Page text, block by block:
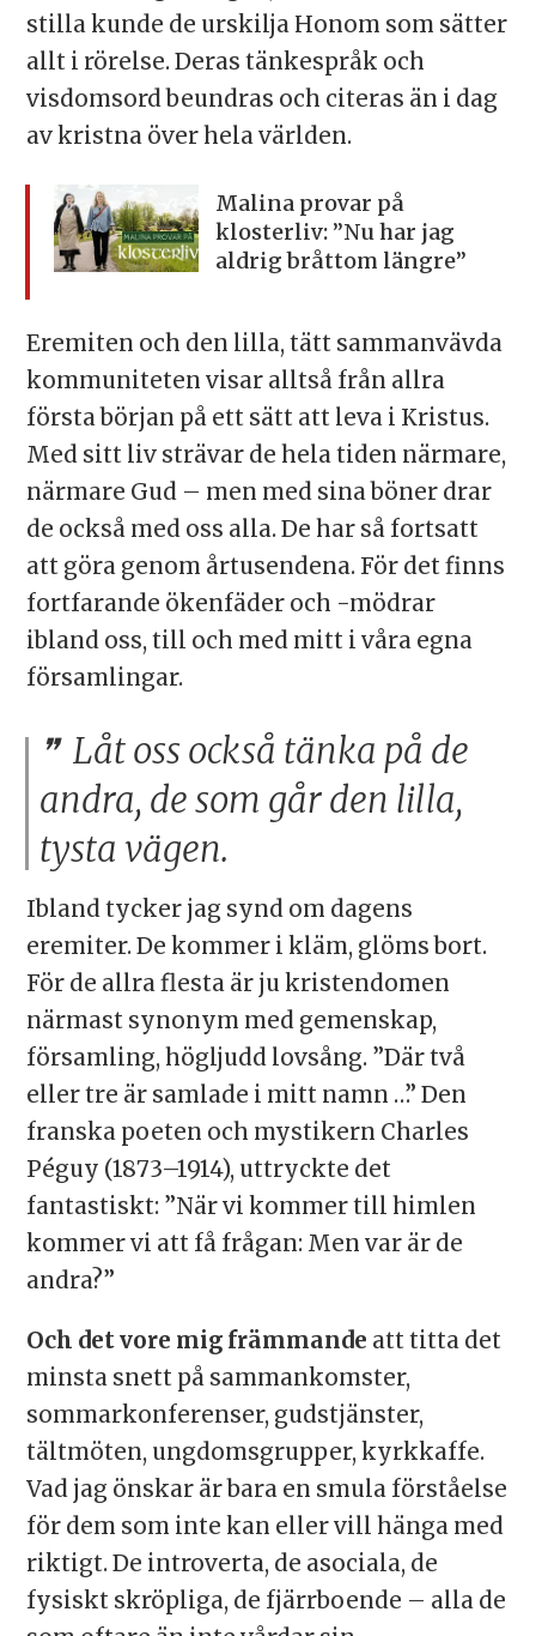
stilla kunde de urskilja Honom som sätter
allt i rörelse. Deras tänkespråk och
visdomsord beundras och citeras än i dag
av kristna över hela världen.
Malina provar på
klosterliv: ”Nu har jag
aldrig bråttom längre”
Eremiten och den lilla, tätt sammanvävda
kommuniteten visar alltså från allra
första början på ett sätt att leva i Kristus.
Med sitt liv strävar de hela tiden närmare,
närmare Gud – men med sina böner drar
de också med oss alla. De har så fortsatt
att göra genom årtusendena. För det finns
fortfarande ökenfäder och -mödrar
ibland oss, till och med mitt i våra egna
församlingar.
Låt oss också tänka på de
andra, de som går den lilla,
tysta vägen.
Ibland tycker jag synd om dagens
eremiter. De kommer i kläm, glöms bort.
För de allra flesta är ju kristendomen
närmast synonym med gemenskap,
församling, högljudd lovsång. ”Där två
eller tre är samlade i mitt namn …” Den
franska poeten och mystikern Charles
Péguy (1873–1914), uttryckte det
fantastiskt: ”När vi kommer till himlen
kommer vi att få frågan: Men var är de
andra?”
Och det vore mig främmande att titta det
minsta snett på sammankomster,
sommarkonferenser, gudstjänster,
tältmöten, ungdomsgrupper, kyrkkaffe.
Vad jag önskar är bara en smula förståelse
för dem som inte kan eller vill hänga med
riktigt. De introverta, de asociala, de
fysiskt skröpliga, de fjärrboende – alla de